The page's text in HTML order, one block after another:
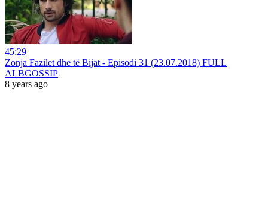
45:29
Zonja Fazilet dhe të Bijat - Episodi 31 (23.07.2018) FULL
ALBGOSSIP
8 years ago